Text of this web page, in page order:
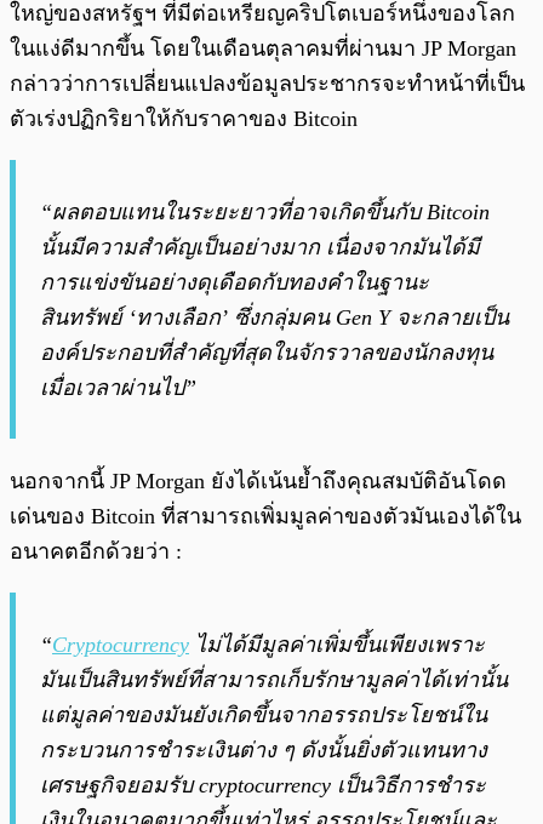
ใหญ่ของสหรัฐฯ ที่มีต่อเหรียญคริปโตเบอร์หนึ่งของโลก
ในแง่ดีมากขึ้น โดยในเดือนตุลาคมที่ผ่านมา JP Morgan
กล่าวว่าการเปลี่ยนแปลงข้อมูลประชากรจะทำหน้าที่เป็น
ตัวเร่งปฏิกริยาให้กับราคาของ Bitcoin
“ผลตอบแทนในระยะยาวที่อาจเกิดขึ้นกับ Bitcoin
นั้นมีความสำคัญเป็นอย่างมาก เนื่องจากมันได้มี
การแข่งขันอย่างดุเดือดกับทองคำในฐานะ
สินทรัพย์ ‘ทางเลือก’ ซึ่งกลุ่มคน Gen Y จะกลายเป็น
องค์ประกอบที่สำคัญที่สุดในจักรวาลของนักลงทุน
เมื่อเวลาผ่านไป”
นอกจากนี้ JP Morgan ยังได้เน้นย้ำถึงคุณสมบัติอันโดด
เด่นของ Bitcoin ที่สามารถเพิ่มมูลค่าของตัวมันเองได้ใน
อนาคตอีกด้วยว่า :
“Cryptocurrency ไม่ได้มีมูลค่าเพิ่มขึ้นเพียงเพราะ
มันเป็นสินทรัพย์ที่สามารถเก็บรักษามูลค่าได้เท่านั้น
แต่มูลค่าของมันยังเกิดขึ้นจากอรรถประโยชน์ใน
กระบวนการชำระเงินต่าง ๆ ดังนั้นยิ่งตัวแทนทาง
เศรษฐกิจยอมรับ cryptocurrency เป็นวิธีการชำระ